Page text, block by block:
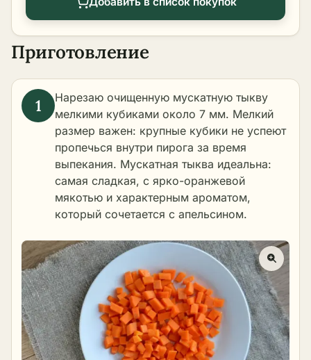
Приготовление
Нарезаю очищенную мускатную тыкву
мелкими кубиками около 7 мм. Мелкий
размер важен: крупные кубики не успеют
пропечься внутри пирога за время
выпекания. Мускатная тыква идеальна:
самая сладкая, с ярко-оранжевой
мякотью и характерным ароматом,
который сочетается с апельсином.